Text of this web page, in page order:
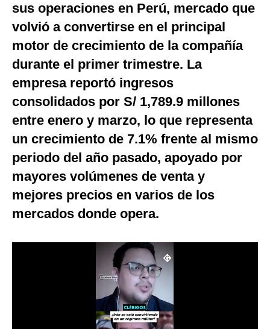
Mix
G de Gestión
Notas Contratadas
Podcast
Gestión TV
Fotogalerías
gestion.pe
sus operaciones en Perú, mercado que
volvió a convertirse en el principal
motor de crecimiento de la compañía
durante el primer trimestre. La
empresa reportó ingresos
consolidados por S/ 1,789.9 millones
entre enero y marzo, lo que representa
un crecimiento de 7.1% frente al mismo
periodo del año pasado, apoyado por
mayores volúmenes de venta y
mejores precios en varios de los
mercados donde opera.